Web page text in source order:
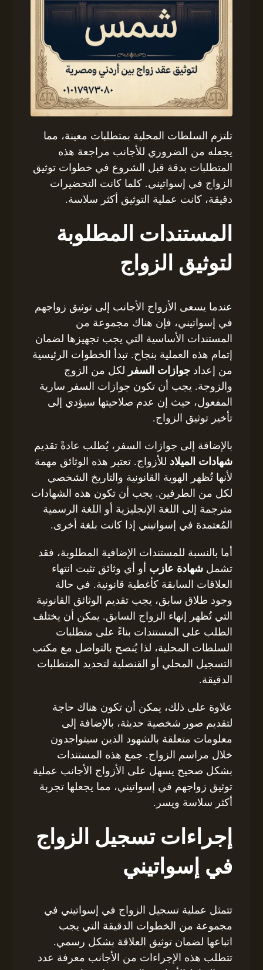
تلتزم السلطات المحلية بمتطلبات معينة، مما
يجعله من الضروري للأجانب مراجعة هذه
المتطلبات بدقة قبل الشروع في خطوات توثيق
الزواج في إسواتيني. كلما كانت التحضيرات
دقيقة، كانت عملية التوثيق أكثر سلاسة.
المستندات المطلوبة
لتوثيق الزواج
عندما يسعى الأزواج الأجانب إلى توثيق زواجهم
في إسواتيني، فإن هناك مجموعة من
المستندات الأساسية التي يجب تجهيزها لضمان
إتمام هذه العملية بنجاح. تبدأ الخطوات الرئيسية
من إعدادجوازات السفر لكل من الزوج
والزوجة. يجب أن تكون جوازات السفر سارية
المفعول، حيث إن عدم صلاحيتها سيؤدي إلى
تأخير توثيق الزواج.
بالإضافة إلى جوازات السفر، يُطلب عادةً تقديم
شهادات الميلاد للأزواج. تعتبر هذه الوثائق مهمة
لأنها تُظهر الهوية القانونية والتاريخ الشخصي
لكل من الطرفين. يجب أن تكون هذه الشهادات
مترجمة إلى اللغة الإنجليزية أو اللغة الرسمية
المُعتمدة في إسواتيني إذا كانت بلغة أخرى.
أما بالنسبة للمستندات الإضافية المطلوبة، فقد
تشملشهادة عازب أو أي وثائق تثبت انتهاء
العلاقات السابقة كأغطية قانونية. في حالة
وجود طلاق سابق، يجب تقديم الوثائق القانونية
التي تُظهر إنهاء الزواج السابق. يمكن أن يختلف
الطلب على المستندات بناءً على متطلبات
السلطات المحلية، لذا يُنصح بالتواصل مع مكتب
التسجيل المحلي أو القنصلية لتحديد المتطلبات
الدقيقة.
علاوة على ذلك، يمكن أن تكون هناك حاجة
لتقديم صور شخصية حديثة، بالإضافة إلى
معلومات متعلقة بالشهود الذين سيتواجدون
خلال مراسم الزواج. جمع هذه المستندات
بشكل صحيح يسهل على الأزواج الأجانب عملية
توثيق زواجهم في إسواتيني، مما يجعلها تجربة
أكثر سلاسة ويسر.
إجراءات تسجيل الزواج
في إسواتيني
تتمثل عملية تسجيل الزواج في إسواتيني في
مجموعة من الخطوات الدقيقة التي يجب
اتباعها لضمان توثيق العلاقة بشكل رسمي.
تتطلب هذه الإجراءات من الأجانب معرفة عدد